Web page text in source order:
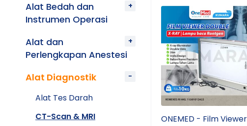
Alat Bedah dan
Instrumen Operasi
Alat dan
Perlengkapan Anestesi
Alat Diagnostik
Alat Tes Darah
CT-Scan & MRI
ONEMED - Film